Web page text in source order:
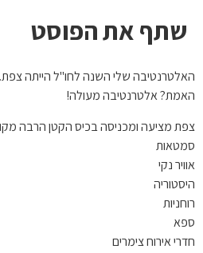
שתף את הפוסט
האלטרנטיבה שלי השנה לחו"ל הייתה צפת.
האמת? אלטרנטיבה מעולה!
צפת מציעה ומכניסה בכיס הקטן הרבה
סמטאות
אוויר נקי
היסטוריה
רוחניות
ספא
חדרי אירוח צימרים